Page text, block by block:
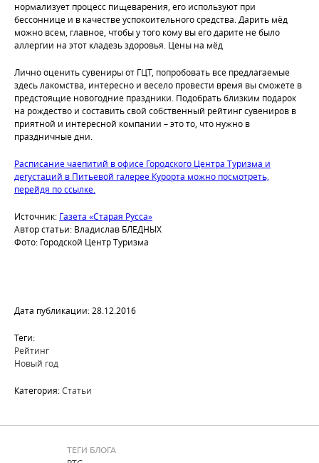
нормализует процесс пищеварения, его используют при
бессоннице и в качестве успокоительного средства. Дарить мёд
можно всем, главное, чтобы у того кому вы его дарите не было
аллергии на этот кладезь здоровья. Цены на мёд
Лично оценить сувениры от ГЦТ, попробовать все предлагаемые
здесь лакомства, интересно и весело провести время вы сможете в
предстоящие новогодние праздники. Подобрать близким подарок
на рождество и составить свой собственный рейтинг сувениров в
приятной и интересной компании – это то, что нужно в
праздничные дни.
Расписание чаепитий в офисе Городского Центра Туризма и
дегустаций в Питьевой галерее Курорта можно посмотреть,
перейдя по ссылке.
Источник: Газета «Старая Русса»
Автор статьи: Владислав БЛЕДНЫХ
Фото: Городской Центр Туризма
Дата публикации: 28.12.2016
Теги:
Рейтинг
Новый год
Категория:Статьи
ТЕГИ БЛОГА